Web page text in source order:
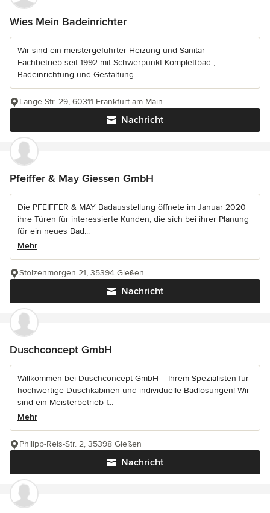
Wies Mein Badeinrichter
Wir sind ein meistergeführter Heizung-und Sanitär-
Fachbetrieb seit 1992 mit Schwerpunkt Komplettbad ,
Badeinrichtung und Gestaltung.
Nachricht
Lange Str. 29, 60311 Frankfurt am Main
Pfeiffer & May Giessen GmbH
Die PFEIFFER & MAY Badausstellung öffnete im Januar 2020
ihre Türen für interessierte Kunden, die sich bei ihrer Planung
für ein neues Bad...
Mehr
Nachricht
Stolzenmorgen 21, 35394 Gießen
Duschconcept GmbH
Willkommen bei Duschconcept GmbH – Ihrem Spezialisten für
hochwertige Duschkabinen und individuelle Badlösungen! Wir
sind ein Meisterbetrieb f...
Mehr
Nachricht
Philipp-Reis-Str. 2, 35398 Gießen